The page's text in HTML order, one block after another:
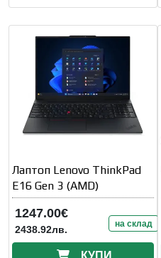
Лаптоп Lenovo ThinkPad
E16 Gen 3 (AMD)
1247.00€
2438.92лв. на склад
КУПИ